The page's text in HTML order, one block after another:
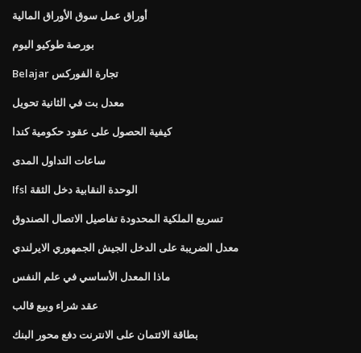
أوراق عمل سوق الأوراق المالية
بورصة طوكيو اليوم
Belajar تجارة الفوركس
معدل بت في الثانية تحويل
كيفية الحصول على عقود حكومية كندا
ساعات التداول المدى
Ifsl الوحدة النقابية دخل الثقة
تسريع الملكية المحدودة تفاصيل الاتصال الصندوق
معدل الضريبة على الدخل الجيش الجمهوري الايرلندي
ماذا المعدل الأساسي في علم النفس
عقد شراء وبيع قالب
بطاقة الائتمان على الانترنت دفع محور البنك